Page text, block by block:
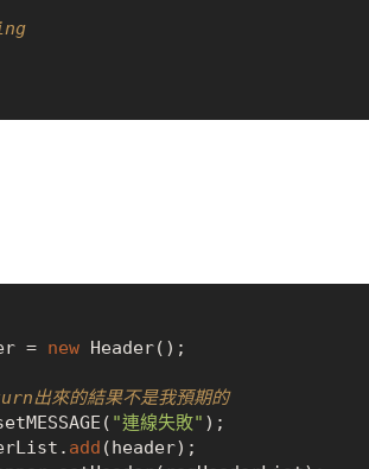
=
new Header();
出來的結果不是我預期的
header.setMESSAGE(
"連線失敗" );
add (header);